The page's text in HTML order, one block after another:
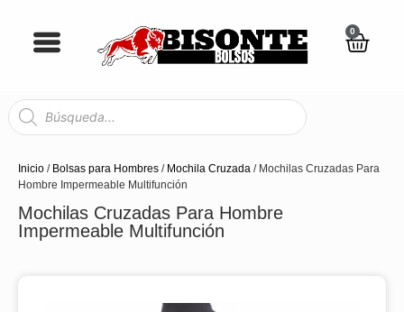
0
Inicio / Bolsas para Hombres / Mochila Cruzada / Mochilas Cruzadas Para
Hombre Impermeable Multifunción
Mochilas Cruzadas Para Hombre
Impermeable Multifunción